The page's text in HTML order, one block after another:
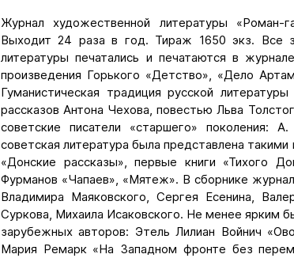
Журнал художественной литературы
Выходит 24 раза в год. Тираж 1650 экз. Все
литературы печатались и печатаются в
произведения Горького «Детство», «Дело
Гуманистическая традиция русской
рассказов Антона Чехова, повестью Льва
советские писатели «старшего» поколения:
советская литература была представлена
«Донские рассказы», первые книги «Тихого
Фурманов «Чапаев», «Мятеж». В сборнике
Владимира Маяковского, Сергея Есенина,
Суркова, Михаила Исаковского. Не менее ярким
зарубежных авторов: Этель Лилиан Войнич
Мария Ремарк «На Западном фронте без